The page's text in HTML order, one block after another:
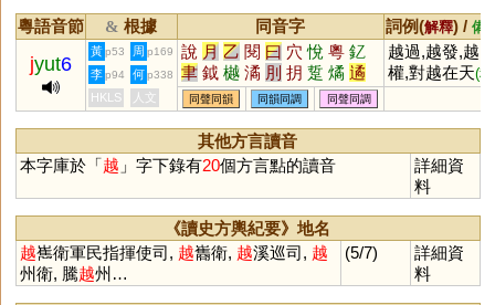
粵語音節 & 根據 同音字 詞例(解釋) / 備
jyut6
黃 p53 周 p169 說 月 乙 閱 曰 穴 悅 粵 釔
聿 鉞 樾 潏 刖 抈 踅 燏 遹
噦 爇 矞 玥 鷸 乚 軏 鴥 驈
瞲 泬 鳦 泧 狘 戉 仴 僪 欥
芛 蚎 袕
越過,越發,越
權,對越在天(稱
李 p94 何 p338
HKLS 人文 同聲同韻 同韻同調 同聲同調
其他方言讀音
本字庫於「越 」字下錄有20個方言點的讀音
詳細資
料
《讀史方輿紀要》地名
越嶲衛軍民指揮使司, 越巂衛, 越溪巡司, 越
州衛, 騰越州…
(5/7)
詳細資
料